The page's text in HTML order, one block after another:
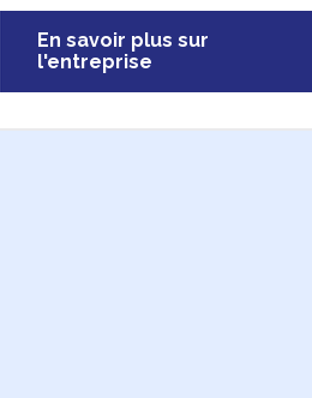
En savoir plus sur
l'entreprise